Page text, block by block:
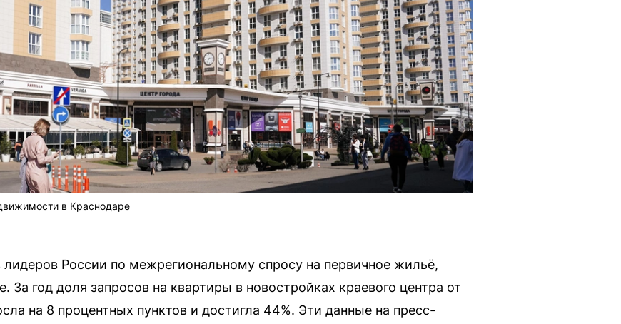
в Краснодаре
России по межрегиональному спросу на первичное жильё,
За год доля запросов на квартиры в новостройках краевого центра от
на 8 процентных пунктов и достигла 44%. Эти данные на пресс-